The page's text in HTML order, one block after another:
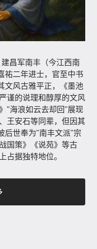
建昌军南丰（今江西南
祐二年进士，官至中书
文风古雅平正，《墨池
谨的说理和醇厚的文风
"海浪如云去却回"展现
王安石等同辈，但因其
后世奉为"南丰文派"宗
国策》《说苑》等古
占据独特地位。